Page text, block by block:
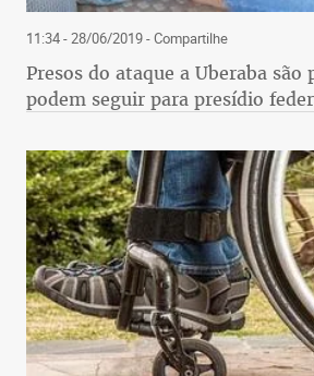
11:34 - 28/06/2019- Compartilhe
Presos do ataque a Uberaba são
podem seguir para presídio